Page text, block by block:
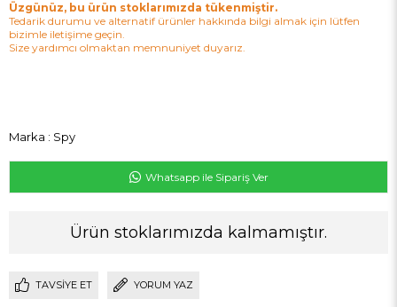
Üzgünüz, bu ürün stoklarımızda tükenmiştir.
Tedarik durumu ve alternatif ürünler hakkında bilgi almak için lütfen
bizimle iletişime geçin.
Size yardımcı olmaktan memnuniyet duyarız.
Marka : Spy
Whatsapp ile Sipariş Ver
Ürün stoklarımızda kalmamıştır.
TAVSIYE ET YORUM YAZ